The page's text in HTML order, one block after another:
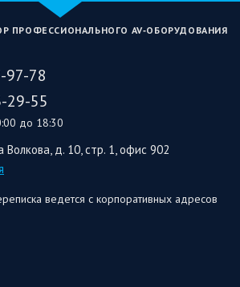
ПРОФЕССИОНАЛЬНОГО AV‑ОБОРУДОВАНИЯ
97-78
29-55
до 18:30
Волкова, д. 10, стр. 1, офис 902
ведется с корпоративных адресов